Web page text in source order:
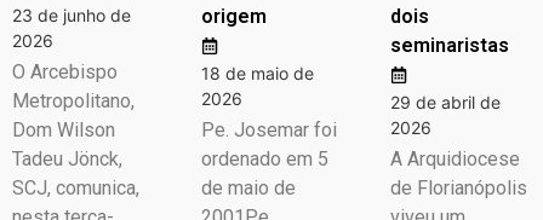
23 de junho de
2026
O Arcebispo
Metropolitano,
Dom Wilson
Tadeu Jönck,
SCJ, comunica,
origem
18 de maio de
2026
Pe. Josemar foi
ordenado em 5
de maio de
dois
seminaristas
29 de abril de
2026
A Arquidiocese
de Florianópolis